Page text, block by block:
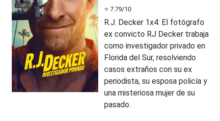
⭐ 7.79/10
R.J. Decker 1x4: El fotógrafo
ex convicto RJ Decker trabaja
como investigador privado en
Florida del Sur, resolviendo
casos extraños con su ex
periodista, su esposa policía y
una misteriosa mujer de su
pasado.